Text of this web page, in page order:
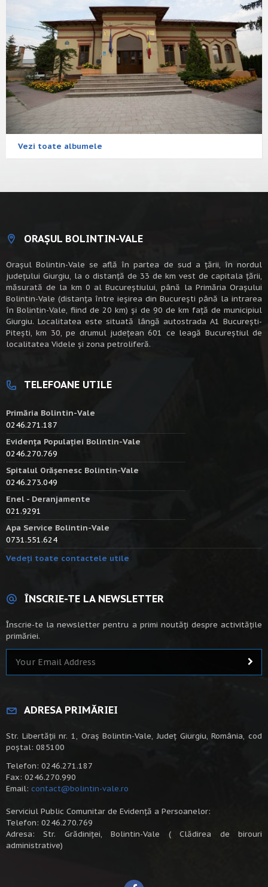
Vezi toate albumele
ORAȘUL BOLINTIN-VALE
Oraşul Bolintin-Vale se află în partea de sud a ţării, în nordul
judeţului Giurgiu, la o distanţă de 33 de km vest de capitala țării,
măsurată de la km 0 al Bucureștiului, până la Primăria Orașului
Bolintin-Vale (distanța între ieșirea din București până la intrarea
în Bolintin-Vale, fiind de 20 km) şi de 90 de km faţă de municipiul
Giurgiu. Localitatea este situată lângă autostrada A1 Bucureşti-
Piteşti, km 30, pe drumul judeţean 601 ce leagă Bucureştiul de
localitatea Videle şi zona petroliferă.
TELEFOANE UTILE
Primăria Bolintin-Vale
0246.271.187
Evidența Populației Bolintin-Vale
0246.270.769
Spitalul Orășenesc Bolintin-Vale
0246.273.049
Enel - Deranjamente
021.9291
Apa Service Bolintin-Vale
0731.551.624
Vedeți toate contactele utile
ÎNSCRIE-TE LA NEWSLETTER
Înscrie-te la newsletter pentru a primi noutăți despre activitățile
primăriei.
ADRESA PRIMĂRIEI
Str. Libertății nr. 1, Oraș Bolintin-Vale, Județ Giurgiu, România, cod
poștal: 085100
Telefon: 0246.271.187
Fax: 0246.270.990
Email: contact@bolintin-vale.ro
Serviciul Public Comunitar de Evidență a Persoanelor:
Telefon: 0246.270.769
Adresa: Str. Grădiniței, Bolintin-Vale ( Clădirea de birouri
administrative)